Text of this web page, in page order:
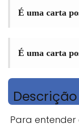
É uma carta
É uma carta
Para